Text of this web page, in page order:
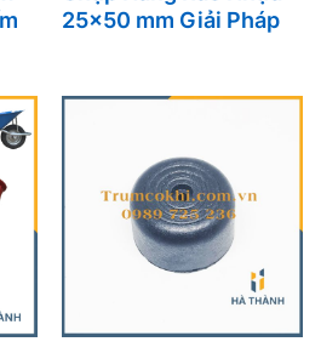
25×50 mm Giải Pháp